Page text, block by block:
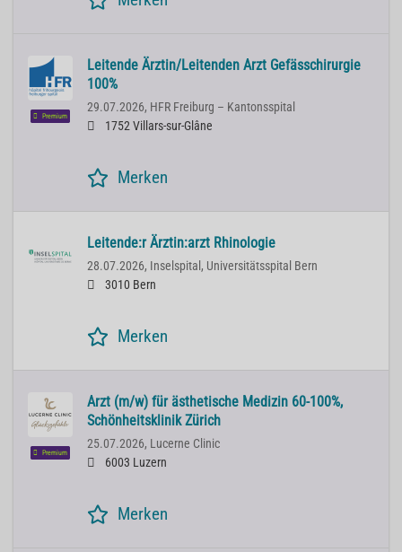
Premium
Leitende Ärztin/Leitenden Arzt Gefässchirurgie
100%
29.07.2026, HFR Freiburg – Kantonsspital
1752 Villars-sur-Glâne
Merken
Leitende:r Ärztin:arzt Rhinologie
28.07.2026, Inselspital, Universitätsspital Bern
3010 Bern
Merken
Premium
Arzt (m/w) für ästhetische Medizin 60-100%,
Schönheitsklinik Zürich
25.07.2026, Lucerne Clinic
6003 Luzern
Merken